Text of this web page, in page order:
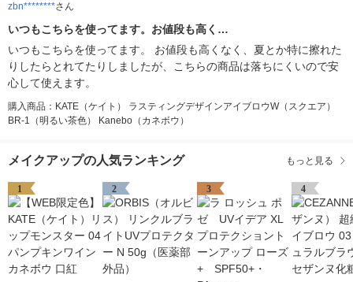
zbn********さん
いつもこちらを使ってます。お値段も高く…
いつもこちらを使ってます。 お値段も高くなく、夏とか特に擦れた
りしたらとれてたりしましたが、こちらの商品は落ちにくいので安
心して使えます。
購入商品：KATE（ケイト） ラスティングデザインアイブロウW（スクエア）
BR-1（明るい茶色） Kanebo（カネボウ）
メイクアップの人気ランキング もっと見る
1 2 3 4